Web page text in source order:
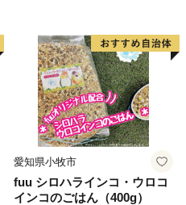
愛知県小牧市
fuu シロハラインコ・ウロコ
インコのごはん（400g）